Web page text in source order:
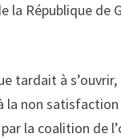
la République de
tardait à s’ouvrir,
la non
la coalition de